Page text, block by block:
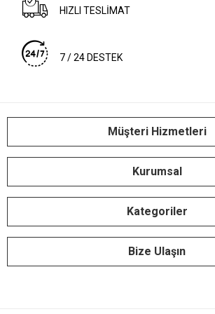
HIZLI TESLİMAT
7 / 24 DESTEK
Müşteri Hizmetleri
Kurumsal
Kategoriler
Bize Ulaşın